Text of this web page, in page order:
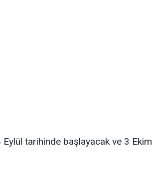
tarihinde başlayacak ve 3 Ekim